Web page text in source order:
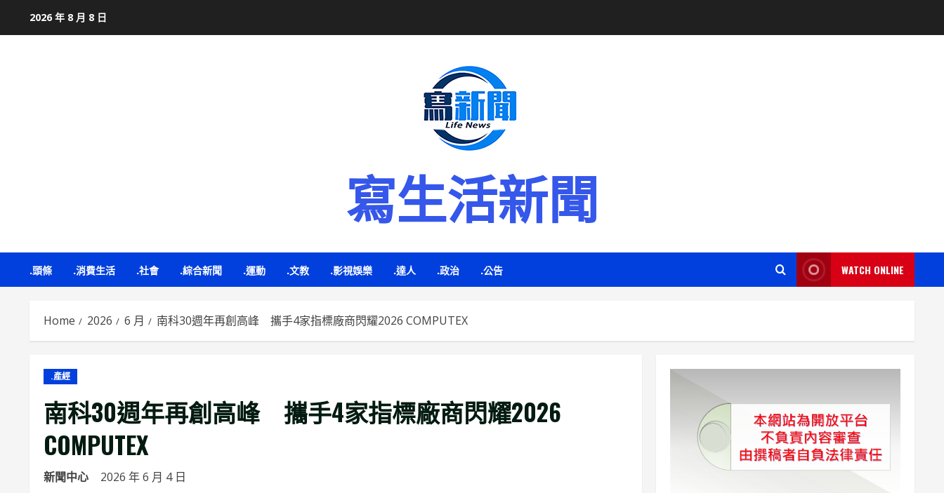
2026 年 8 月 8 日
寫生活新聞
.頭條 .消費生活 .社會 .綜合新聞 .運動 .文教 .影視娛樂 .達人 .政治 .公告 WATCH ONLINE
Home 2026 6 月 南科30週年再創高峰 攜手4家指標廠商閃耀2026 COMPUTEX
.產經
南科30週年再創高峰 攜手4家指標廠商閃耀2026
COMPUTEX
新聞中心 2026 年 6 月 4 日